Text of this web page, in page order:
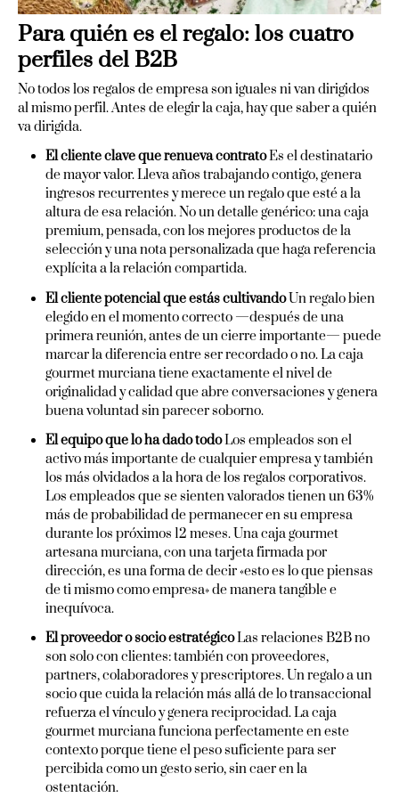
Para quién es el regalo: los cuatro
perfiles del B2B
No todos los regalos de empresa son iguales ni van dirigidos
al mismo perfil. Antes de elegir la caja, hay que saber a quién
va dirigida.
El cliente clave que renueva contratoEs el destinatario
de mayor valor. Lleva años trabajando contigo, genera
ingresos recurrentes y merece un regalo que esté a la
altura de esa relación. No un detalle genérico: una caja
premium, pensada, con los mejores productos de la
selección y una nota personalizada que haga referencia
explícita a la relación compartida.
El cliente potencial que estás cultivandoUn regalo bien
elegido en el momento correcto —después de una
primera reunión, antes de un cierre importante— puede
marcar la diferencia entre ser recordado o no. La caja
gourmet murciana tiene exactamente el nivel de
originalidad y calidad que abre conversaciones y genera
buena voluntad sin parecer soborno.
El equipo que lo ha dado todoLos empleados son el
activo más importante de cualquier empresa y también
los más olvidados a la hora de los regalos corporativos.
Los empleados que se sienten valorados tienen un 63%
más de probabilidad de permanecer en su empresa
durante los próximos 12 meses. Una caja gourmet
artesana murciana, con una tarjeta firmada por
dirección, es una forma de decir «esto es lo que piensas
de ti mismo como empresa» de manera tangible e
inequívoca.
El proveedor o socio estratégicoLas relaciones B2B no
son solo con clientes: también con proveedores,
partners, colaboradores y prescriptores. Un regalo a un
socio que cuida la relación más allá de lo transaccional
refuerza el vínculo y genera reciprocidad. La caja
gourmet murciana funciona perfectamente en este
contexto porque tiene el peso suficiente para ser
percibida como un gesto serio, sin caer en la
ostentación.